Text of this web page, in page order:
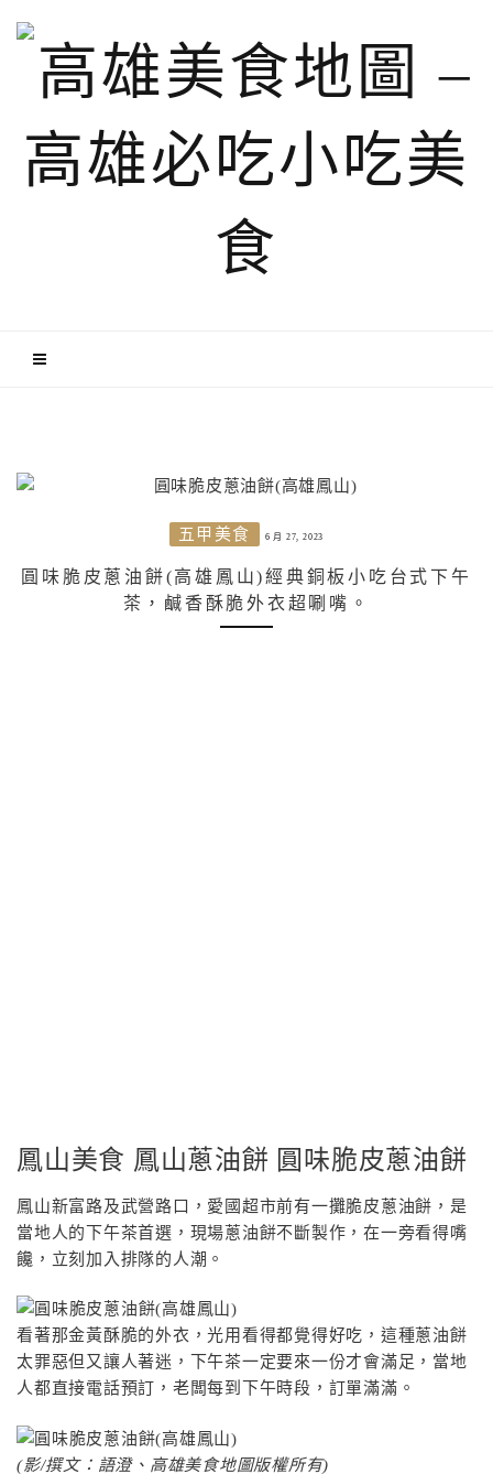
五甲美食 6 月 27, 2023
圓味脆皮蔥油餅(高雄鳳山)經典銅板小吃台式下午
茶，鹹香酥脆外衣超唰嘴。
鳳山美食 鳳山蔥油餅 圓味脆皮蔥油餅
鳳山新富路及武營路口，愛國超市前有一攤脆皮蔥油餅，是
當地人的下午茶首選，現場蔥油餅不斷製作，在一旁看得嘴
饞，立刻加入排隊的人潮。
看著那金黃酥脆的外衣，光用看得都覺得好吃，這種蔥油餅
太罪惡但又讓人著迷，下午茶一定要來一份才會滿足，當地
人都直接電話預訂，老闆每到下午時段，訂單滿滿。
(影/撰文：語澄、高雄美食地圖版權所有)